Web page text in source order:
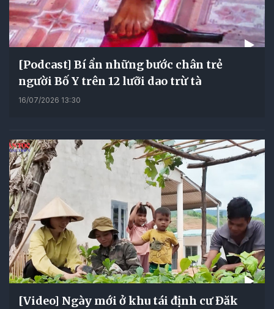
[Podcast] Bí ẩn những bước chân trẻ
người Bố Y trên 12 lưỡi dao trừ tà
16/07/2026 13:30
[Video] Ngày mới ở khu tái định cư Đăk